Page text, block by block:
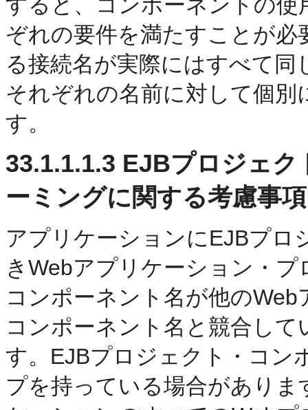
ぞれの要件を満たすことが
る接続名が実際にはすべて
それぞれの名前に対して個
す。
33.1.1.1.3 EJBプロジェク
ーミングに関する考慮事項
アプリケーションにEJBプロ
きWebアプリケーション・
コンポーネント名が他の
コンポーネント名と競合し
す。EJBプロジェクト・コン
プを持っている場合があり